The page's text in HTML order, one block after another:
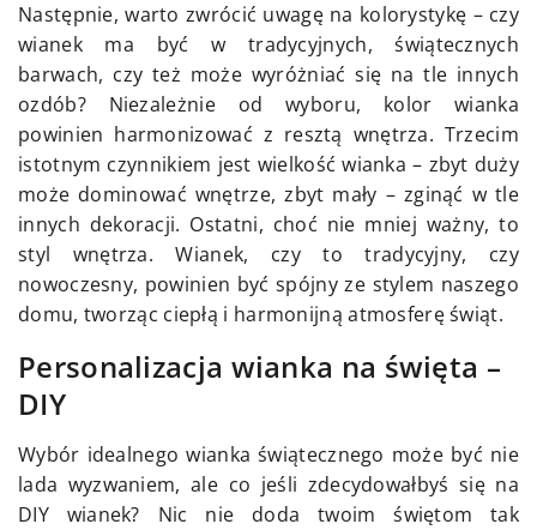
Następnie, warto zwrócić uwagę na kolorystykę – czy
wianek ma być w tradycyjnych, świątecznych
barwach, czy też może wyróżniać się na tle innych
ozdób? Niezależnie od wyboru, kolor wianka
powinien harmonizować z resztą wnętrza. Trzecim
istotnym czynnikiem jest wielkość wianka – zbyt duży
może dominować wnętrze, zbyt mały – zginąć w tle
innych dekoracji. Ostatni, choć nie mniej ważny, to
styl wnętrza. Wianek, czy to tradycyjny, czy
nowoczesny, powinien być spójny ze stylem naszego
domu, tworząc ciepłą i harmonijną atmosferę świąt.
Personalizacja wianka na święta –
DIY
Wybór idealnego wianka świątecznego może być nie
lada wyzwaniem, ale co jeśli zdecydowałbyś się na
DIY wianek? Nic nie doda twoim świętom tak